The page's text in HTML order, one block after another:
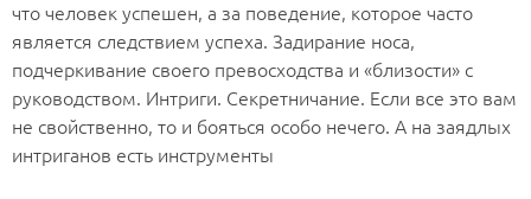
что человек успешен, а за поведение, которое часто
является следствием успеха. Задирание носа,
подчеркивание своего превосходства и «близости» с
руководством. Интриги. Секретничание. Если все это вам
не свойственно, то и бояться особо нечего. А на заядлых
интриганов есть инструменты